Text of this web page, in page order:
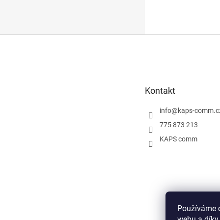
Používáme
Kontakt
info@kaps-
775 873 213
KAPS comm